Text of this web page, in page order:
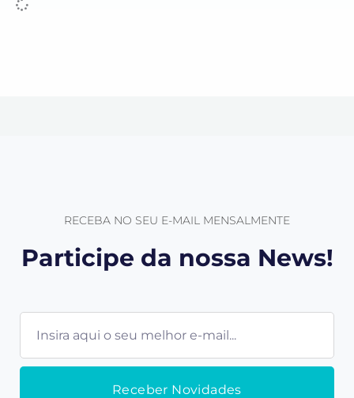
RECEBA NO SEU E-MAIL MENSALMENTE
Participe da nossa News!
Receber Novidades